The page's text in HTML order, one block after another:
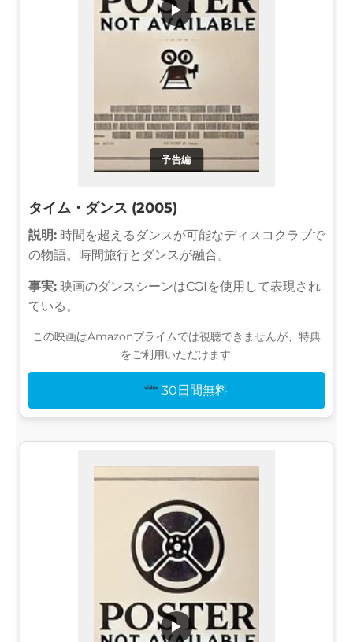
予告編
▶
タイム・ダンス (2005)
説明: 時間を超えるダンスが可能なディスコクラブで
の物語。時間旅行とダンスが融合。
事実: 映画のダンスシーンはCGIを使用して表現され
ている。
この映画はAmazonプライムでは視聴できませんが、特典
をご利用いただけます:
30日間無料
▶